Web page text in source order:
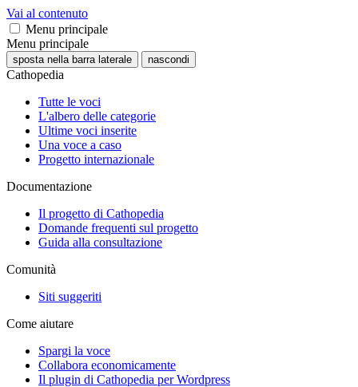
Vai al contenuto
Menu principale
Menu principale
sposta nella barra laterale nascondi
Cathopedia
Tutte le voci
L'albero delle categorie
Ultime voci inserite
Una voce a caso
Progetto internazionale
Documentazione
Il progetto di Cathopedia
Domande frequenti sul progetto
Guida alla consultazione
Comunità
Siti suggeriti
Come aiutare
Spargi la voce
Collabora economicamente
Il plugin di Cathopedia per Wordpress